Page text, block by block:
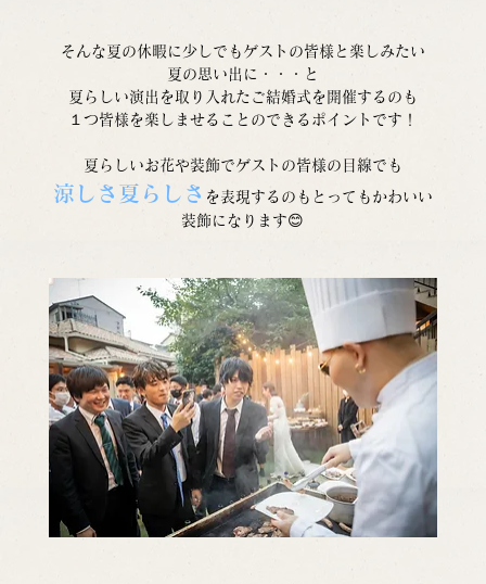
そんな夏の休暇に少しでもゲストの皆様と楽しみたい
夏の思い出に・・・と
夏らしい演出を取り入れたご結婚式を開催するのも
１つ皆様を楽しませることのできるポイントです！
夏らしいお花や装飾でゲストの皆様の目線でも
涼しさ夏らしさ を表現するのもとってもかわいい
装飾になります😊